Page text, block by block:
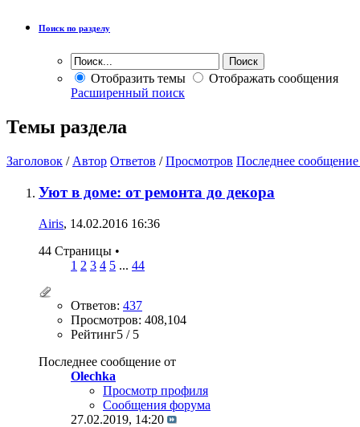
Поиск по разделу
Отобразить темы
Отображать сообщения
Расширенный поиск
Темы раздела
Заголовок / Автор Ответов /Просмотров Последнее сообщение
Уют в доме: от ремонта до декора
Airis, 14.02.2016 16:36
44 Страницы •
1 2 3 4 5 ... 44
Ответов: 437
Просмотров: 408,104
Рейтинг5 / 5
Последнее сообщение от
Olechka
Просмотр профиля
Сообщения форума
27.02.2019, 14:20